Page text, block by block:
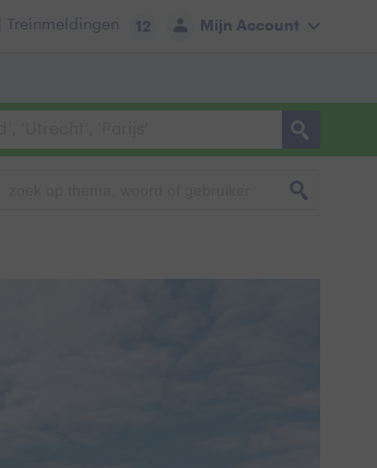
Mijn Account
| Treinmeldingen 12